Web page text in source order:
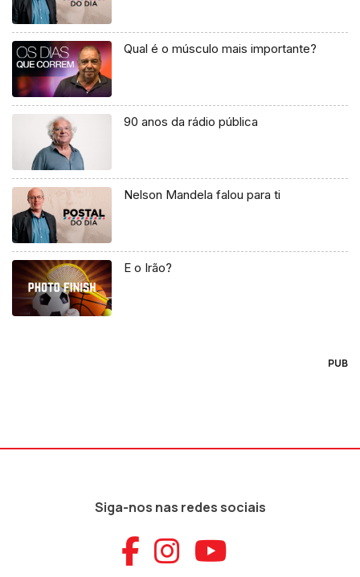
Qual é o músculo mais importante?
90 anos da rádio pública
Nelson Mandela falou para ti
E o Irão?
PUB
Siga-nos nas redes sociais
Aceder ao
Aceder ao
Aceder